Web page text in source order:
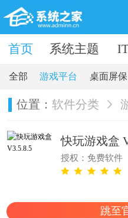
软件 系统主题
首页
全部 游戏平台 桌面屏保
位置： 软件分类
快玩游戏盒
授权：免费软件
跳至